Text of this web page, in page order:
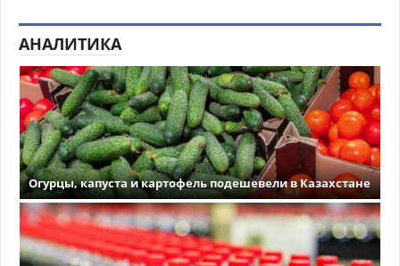
АНАЛИТИКА
Огурцы, капуста и картофель подешевели в Казахстане